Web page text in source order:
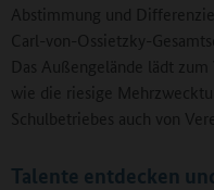
Abstimmung und
Carl-von-Ossietzky-
Das Außengelände lädt
wie die riesige
Schulbetriebes auch von
Talente entdecken